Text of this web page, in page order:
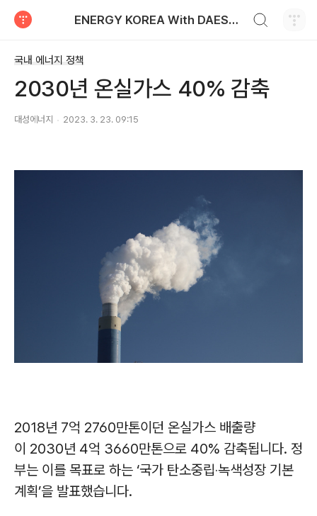
ENERGY KOREA With DAESUNG ENERGY
국내 에너지 정책
2030년 온실가스 40% 감축
대성에너지 2023. 3. 23. 09:15
2018년 7억 2760만톤이던 온실가스 배출량
이 2030년 4억 3660만톤으로 40% 감축됩니다. 정
부는 이를 목표로 하는 ‘국가 탄소중립‧녹색성장 기본
계획’을 발표했습니다.